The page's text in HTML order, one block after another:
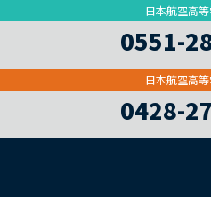
日本航空高
0551-
日本航空高
0428-